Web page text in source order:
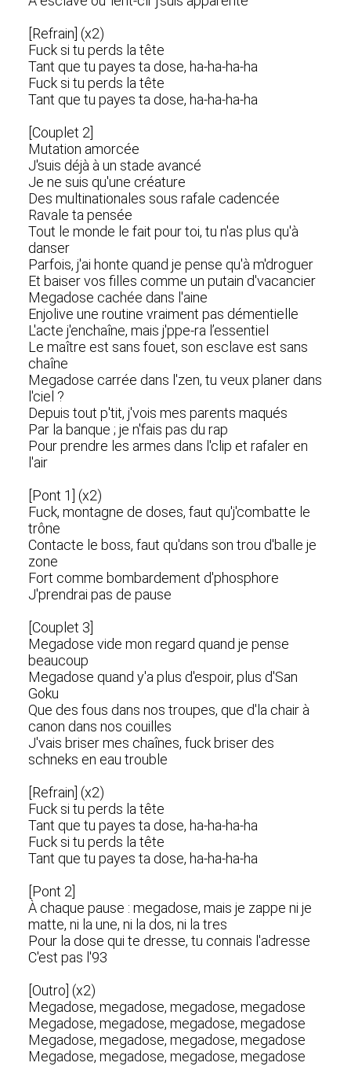
[Refrain] (x2)
Fuck si tu perds la tête
Tant que tu payes ta dose, ha-ha-ha-ha
Fuck si tu perds la tête
Tant que tu payes ta dose, ha-ha-ha-ha
[Couplet 2]
Mutation amorcée
J'suis déjà à un stade avancé
Je ne suis qu'une créature
Des multinationales sous rafale cadencée
Ravale ta pensée
Tout le monde le fait pour toi, tu n'as plus qu'à
danser
Parfois, j'ai honte quand je pense qu'à m'droguer
Et baiser vos filles comme un putain d'vacancier
Megadose cachée dans l'aine
Enjolive une routine vraiment pas démentielle
L'acte j'enchaîne, mais j'ppe-ra l’essentiel
Le maître est sans fouet, son esclave est sans
chaîne
Megadose carrée dans l'zen, tu veux planer dans
l'ciel ?
Depuis tout p'tit, j'vois mes parents maqués
Par la banque ; je n'fais pas du rap
Pour prendre les armes dans l'clip et rafaler en
l'air
[Pont 1] (x2)
Fuck, montagne de doses, faut qu'j'combatte le
trône
Contacte le boss, faut qu'dans son trou d'balle je
zone
Fort comme bombardement d'phosphore
J'prendrai pas de pause
[Couplet 3]
Megadose vide mon regard quand je pense
beaucoup
Megadose quand y'a plus d'espoir, plus d'San
Goku
Que des fous dans nos troupes, que d'la chair à
canon dans nos couilles
J'vais briser mes chaînes, fuck briser des
schneks en eau trouble
[Refrain] (x2)
Fuck si tu perds la tête
Tant que tu payes ta dose, ha-ha-ha-ha
Fuck si tu perds la tête
Tant que tu payes ta dose, ha-ha-ha-ha
[Pont 2]
À chaque pause : megadose, mais je zappe ni je
matte, ni la une, ni la dos, ni la tres
Pour la dose qui te dresse, tu connais l'adresse
C'est pas l'93
[Outro] (x2)
Megadose, megadose, megadose, megadose
Megadose, megadose, megadose, megadose
Megadose, megadose, megadose, megadose
Megadose, megadose, megadose, megadose